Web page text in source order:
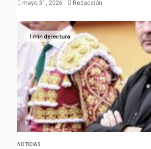
mayo 31, 2026 Redacción
1 min de lectura
NOTICIAS